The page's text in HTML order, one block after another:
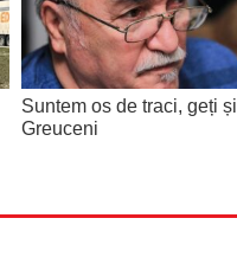
Suntem os de traci, geți și
Greuceni